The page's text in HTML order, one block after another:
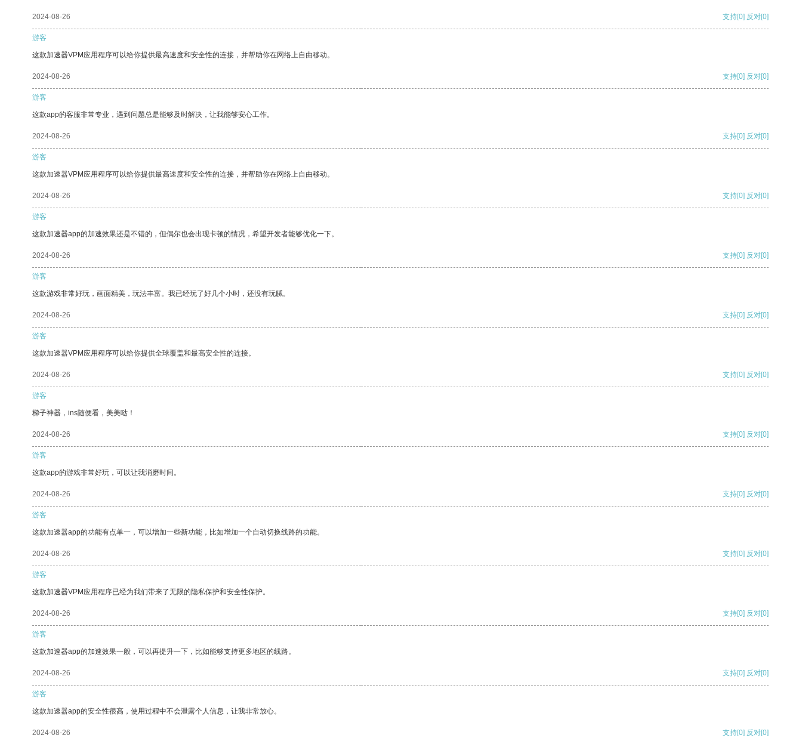
2024-08-26 支持[0] 反对[0]
游客
这款加速器VPM应用程序可以给你提供最高速度和安全性的连接，并帮助你在网络上自由移动。
2024-08-26 支持[0] 反对[0]
游客
这款app的客服非常专业，遇到问题总是能够及时解决，让我能够安心工作。
2024-08-26 支持[0] 反对[0]
游客
这款加速器VPM应用程序可以给你提供最高速度和安全性的连接，并帮助你在网络上自由移动。
2024-08-26 支持[0] 反对[0]
游客
这款加速器app的加速效果还是不错的，但偶尔也会出现卡顿的情况，希望开发者能够优化一下。
2024-08-26 支持[0] 反对[0]
游客
这款游戏非常好玩，画面精美，玩法丰富。我已经玩了好几个小时，还没有玩腻。
2024-08-26 支持[0] 反对[0]
游客
这款加速器VPM应用程序可以给你提供全球覆盖和最高安全性的连接。
2024-08-26 支持[0] 反对[0]
游客
梯子神器，ins随便看，美美哒！
2024-08-26 支持[0] 反对[0]
游客
这款app的游戏非常好玩，可以让我消磨时间。
2024-08-26 支持[0] 反对[0]
游客
这款加速器app的功能有点单一，可以增加一些新功能，比如增加一个自动切换线路的功能。
2024-08-26 支持[0] 反对[0]
游客
这款加速器VPM应用程序已经为我们带来了无限的隐私保护和安全性保护。
2024-08-26 支持[0] 反对[0]
游客
这款加速器app的加速效果一般，可以再提升一下，比如能够支持更多地区的线路。
2024-08-26 支持[0] 反对[0]
游客
这款加速器app的安全性很高，使用过程中不会泄露个人信息，让我非常放心。
2024-08-26 支持[0] 反对[0]